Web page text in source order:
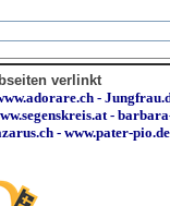
verlinkt
-
-
- www.pater-pio.de